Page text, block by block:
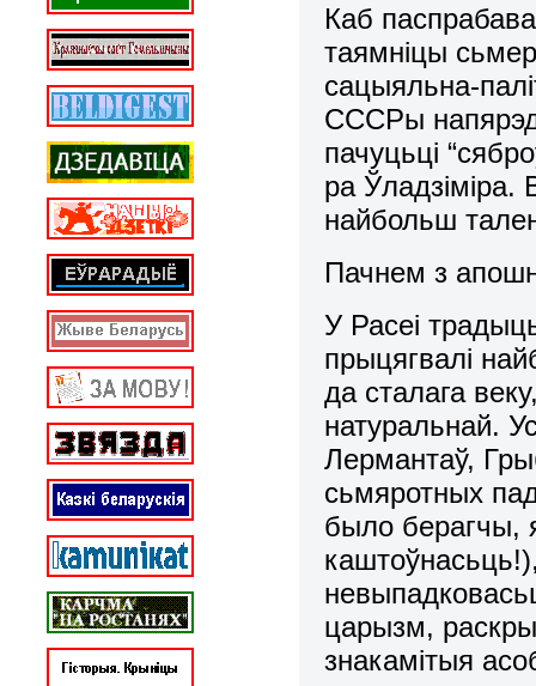
Каб
таямніцы
сацыяльна-
СССРы
пачуцьці
ра Ўладзіміра.
найбольш
Пачнем з
У Расеі
прыцягвалі
да сталага
натуральнай.
Лермантаў,
сьмяротных
было берагчы,
царызм,
знакамітыя